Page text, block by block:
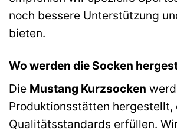
noch bessere Unterstützung
bieten.
Wo werden die Socken
Die Mustang Kurzsocken
Produktionsstätten hergestellt,
Qualitätsstandards erfüllen.